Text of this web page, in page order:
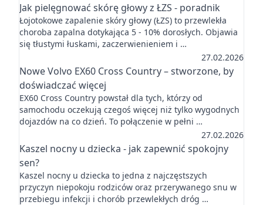
Jak pielęgnować skórę głowy z ŁZS - poradnik
Łojotokowe zapalenie skóry głowy (ŁZS) to przewlekła
choroba zapalna dotykająca 5 - 10% dorosłych. Objawia
się tłustymi łuskami, zaczerwienieniem i …
27.02.2026
Nowe Volvo EX60 Cross Country – stworzone, by
doświadczać więcej
EX60 Cross Country powstał dla tych, którzy od
samochodu oczekują czegoś więcej niż tylko wygodnych
dojazdów na co dzień. To połączenie w pełni …
27.02.2026
Kaszel nocny u dziecka - jak zapewnić spokojny
sen?
Kaszel nocny u dziecka to jedna z najczęstszych
przyczyn niepokoju rodziców oraz przerywanego snu w
przebiegu infekcji i chorób przewlekłych dróg …